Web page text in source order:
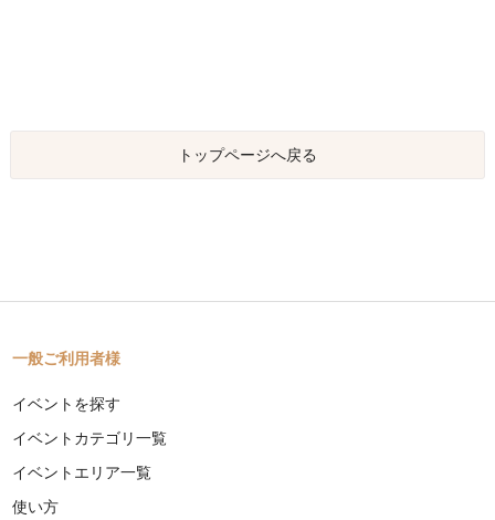
トップページへ戻る
一般ご利用者様
イベントを探す
イベントカテゴリ一覧
イベントエリア一覧
使い方